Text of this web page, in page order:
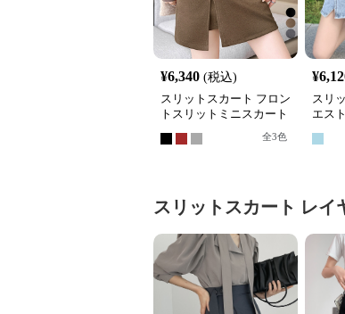
¥6,340 (税込)
スリットスカート フロン
トスリットミニスカート
無地ハイウエストタイト
全3色
¥
スリ
エス
スリットスカート レイ